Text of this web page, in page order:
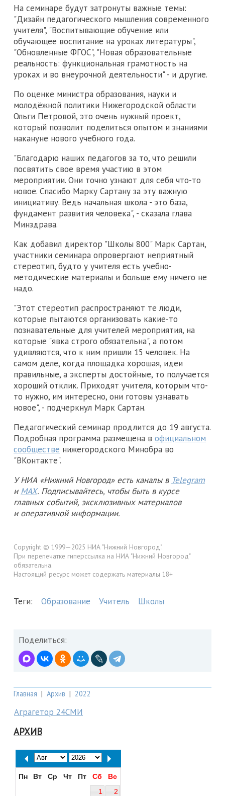
На семинаре будут затронуты важные темы:
"Дизайн педагогического мышления современного
учителя", "Воспитывающие обучение или
обучающее воспитание на уроках литературы",
"Обновленные ФГОС", "Новая образовательные
реальность: функциональная грамотность на
уроках и во внеурочной деятельности" - и другие.
По оценке министра образования, науки и
молодёжной политики Нижегородской области
Ольги Петровой, это очень нужный проект,
который позволит поделиться опытом и знаниями
накануне нового учебного года.
"Благодарю наших педагогов за то, что решили
посвятить свое время участию в этом
мероприятии. Они точно узнают для себя что-то
новое. Спасибо Марку Сартану за эту важную
инициативу. Ведь начальная школа - это база,
фундамент развития человека", - сказала глава
Минздрава.
Как добавил директор "Школы 800" Марк Сартан,
участники семинара опровергают неприятный
стереотип, будто у учителя есть учебно-
методические материалы и больше ему ничего не
надо.
"Этот стереотип распространяют те люди,
которые пытаются организовать какие-то
познавательные для учителей мероприятия, на
которые "явка строго обязательна", а потом
удивляются, что к ним пришли 15 человек. На
самом деле, когда площадка хорошая, идеи
правильные, а эксперты достойные, то получается
хороший отклик. Приходят учителя, которым что-
то нужно, им интересно, они готовы узнавать
новое", - подчеркнул Марк Сартан.
Педагогический семинар продлится до 19 августа.
Подробная программа размещена в официальном
сообществе нижегородского Минобра во
"ВКонтакте".
У НИА «Нижний Новгород» есть каналы в Telegram
и MAX. Подписывайтесь, чтобы быть в курсе
главных событий, эксклюзивных материалов
и оперативной информации.
Copyright © 1999—2025 НИА "Нижний Новгород".
При перепечатке гиперссылка на НИА "Нижний Новгород"
обязательна.
Настоящий ресурс может содержать материалы 18+
Теги: Образование Учитель Школы
Поделиться:
Главная | Архив | 2022
Аграгетор 24СМИ
АРХИВ
Пн Вт Ср Чт Пт Сб
Вс
1
2